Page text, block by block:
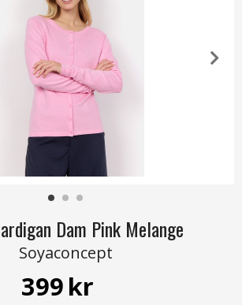
Dam Pink Melange
Soyaconcept
399kr